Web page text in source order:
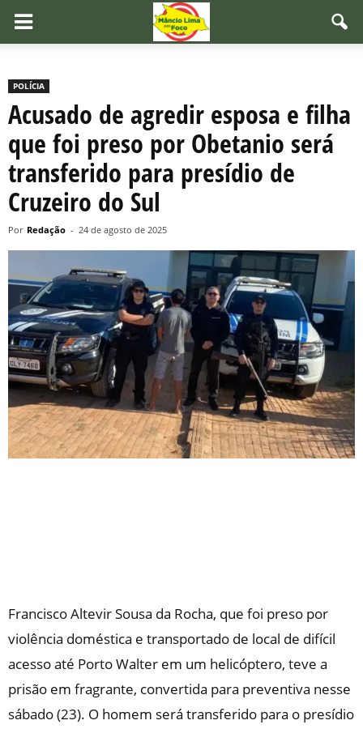
POLÍCIA
Acusado de agredir esposa e filha
que foi preso por Obetanio será
transferido para presídio de
Cruzeiro do Sul
Por Redação - 24 de agosto de 2025
Francisco Altevir Sousa da Rocha, que foi preso por
violência doméstica e transportado de local de difícil
acesso até Porto Walter em um helicóptero, teve a
prisão em fragrante, convertida para preventiva nesse
sábado (23). O homem será transferido para o presídio